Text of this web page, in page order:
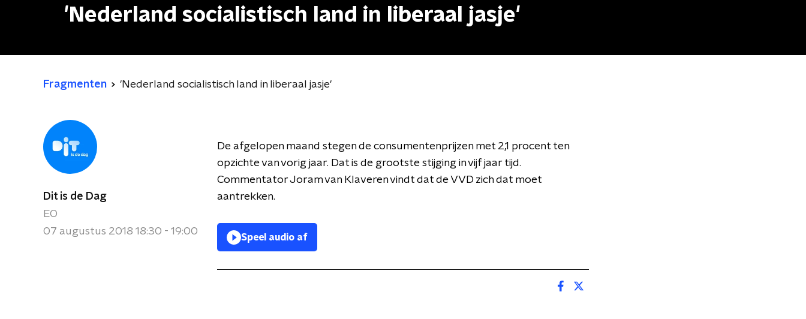
'Nederland socialistisch land in liberaal jasje'
Fragmenten 'Nederland socialistisch land in liberaal jasje'
Dit is de Dag
EO
07 augustus 2018 18:30 - 19:00
De afgelopen maand stegen de consumentenprijzen met 2,1 procent ten
opzichte van vorig jaar. Dat is de grootste stijging in vijf jaar tijd.
Commentator Joram van Klaveren vindt dat de VVD zich dat moet
aantrekken.
Speel audio af